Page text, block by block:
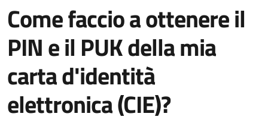
Come faccio a ottenere il
PIN e il PUK della mia
carta d'identità
elettronica (CIE)?